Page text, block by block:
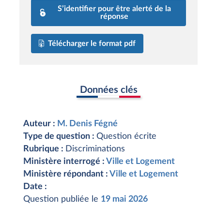
S’identifier pour être alerté de la
réponse
Télécharger le format pdf
Données clés
Auteur : M. Denis Fégné
Type de question : Question écrite
Rubrique : Discriminations
Ministère interrogé : Ville et Logement
Ministère répondant : Ville et Logement
Date :
Question publiée le 19 mai 2026